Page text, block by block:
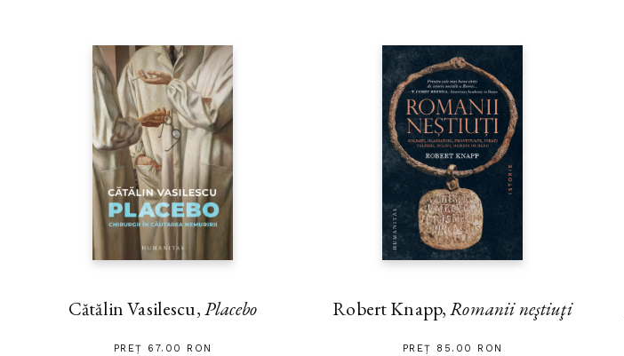
Cătălin Vasilescu,Placebo
PREȚ 67.00 RON
Robert Knapp,Romanii neştiuţi
PREȚ 85.00 RON